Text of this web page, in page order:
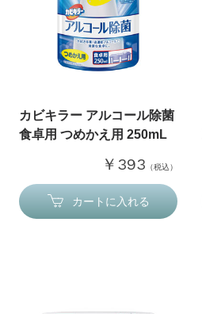
カビキラー アルコール除菌
食卓用 つめかえ用 250mL
￥393 （税込）
カートに入れる